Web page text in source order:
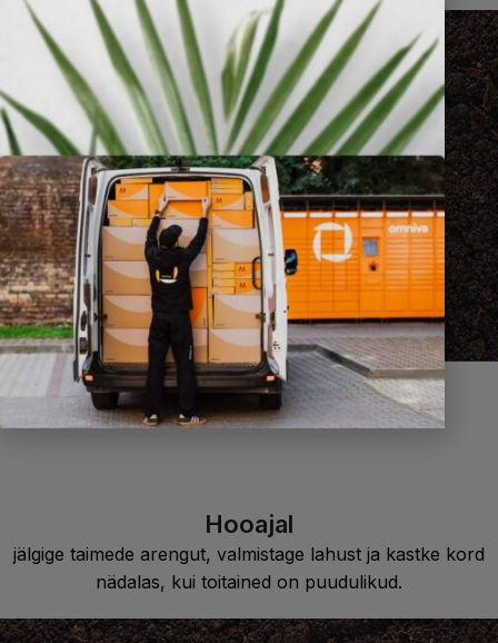
Hooajal
jälgige taimede arengut, valmistage lahust ja kastke kord
nädalas, kui toitained on puudulikud.